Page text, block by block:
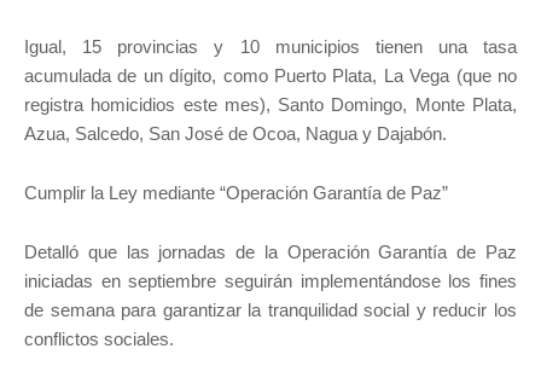
Igual, 15 provincias y 10 municipios tienen una tasa
acumulada de un dígito, como Puerto Plata, La Vega (que no
registra homicidios este mes), Santo Domingo, Monte Plata,
Azua, Salcedo, San José de Ocoa, Nagua y Dajabón.
Cumplir la Ley mediante “Operación Garantía de Paz”
Detalló que las jornadas de la Operación Garantía de Paz
iniciadas en septiembre seguirán implementándose los fines
de semana para garantizar la tranquilidad social y reducir los
conflictos sociales.